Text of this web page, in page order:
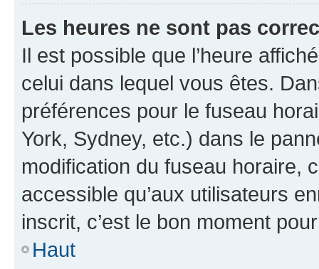
Les heures ne sont pas
Il est possible que l’heure
celui dans lequel vous êtes.
préférences pour le fuseau
York, Sydney, etc.) dans le
modification du fuseau horaire,
accessible qu’aux utilisateurs
inscrit, c’est le bon moment
Haut